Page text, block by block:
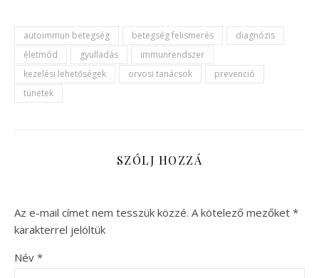
autoimmun betegség betegség felismerés
diagnózis
életmód
gyulladás
immunrendszer
kezelési lehetőségek
orvosi tanácsok
prevenció
tünetek
SZÓLJ HOZZÁ
Az e-mail címet nem tesszük közzé. A kötelező mezőket *
karakterrel jelöltük
Név *